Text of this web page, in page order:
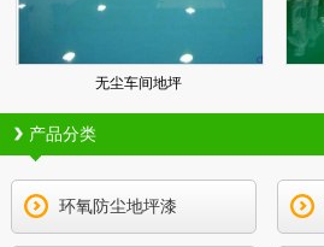
无尘车间地坪
产品分类
环氧防尘地坪漆